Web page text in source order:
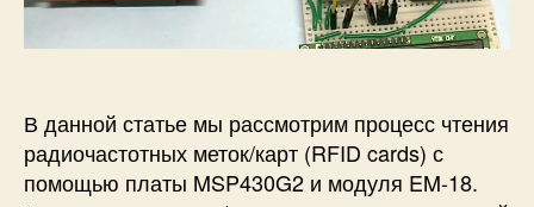
с
с
и
и
П
к
л
ю
ч
В данной статье мы рассмотрим процесс чтения
радиочастотных меток/карт (RFID cards) с
помощью платы MSP430G2 и модуля EM-18.